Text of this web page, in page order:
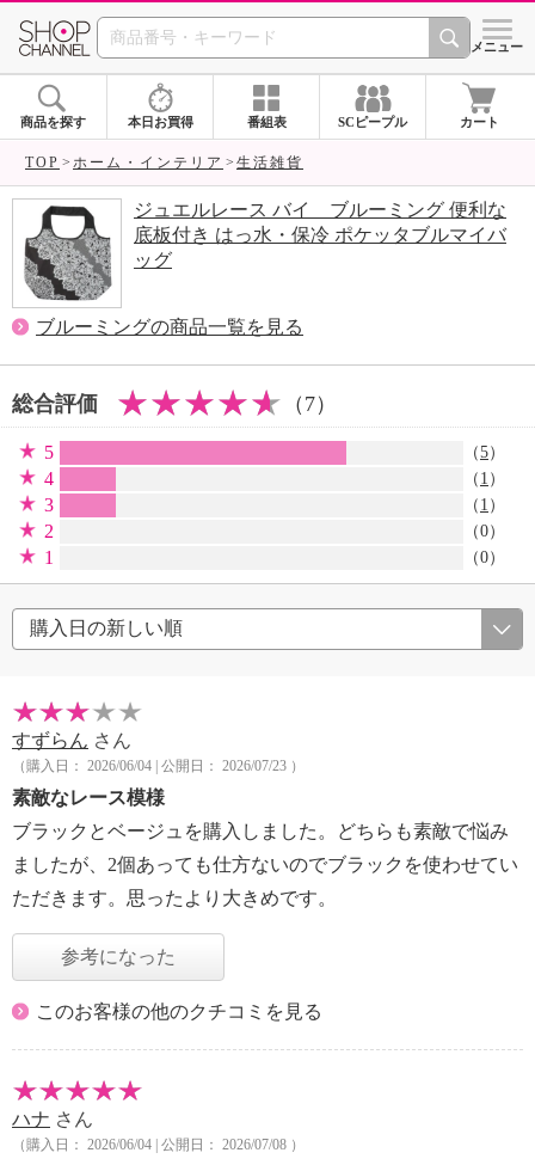
SHOP CHANNEL シメニュー
商品を探す 本日お買得 番組表 SCピープル カート
TOP ホーム・インテリア 生活雑貨
ジュエルレース バイ ブルーミング 便利な
底板付き はっ水・保冷 ポケッタブルマイバ
ッグ
ブルーミングの商品一覧を見る
総合評価 （7）
5 （5）
4 （ 1 ）
3 （ 1 ）
2 （0）
1 （0）
すずらん さん
（購入日： 2026/06/04 | 公開日： 2026/07/23 ）
素敵なレース模様
ブラックとベージュを購入しました。どちらも素敵で悩み
ましたが、2個あっても仕方ないのでブラックを使わせてい
ただきます。思ったより大きめです。
参考になった
このお客様の他のクチコミを見る
ハナ さん
（購入日： 2026/06/04 | 公開日： 2026/07/08 ）